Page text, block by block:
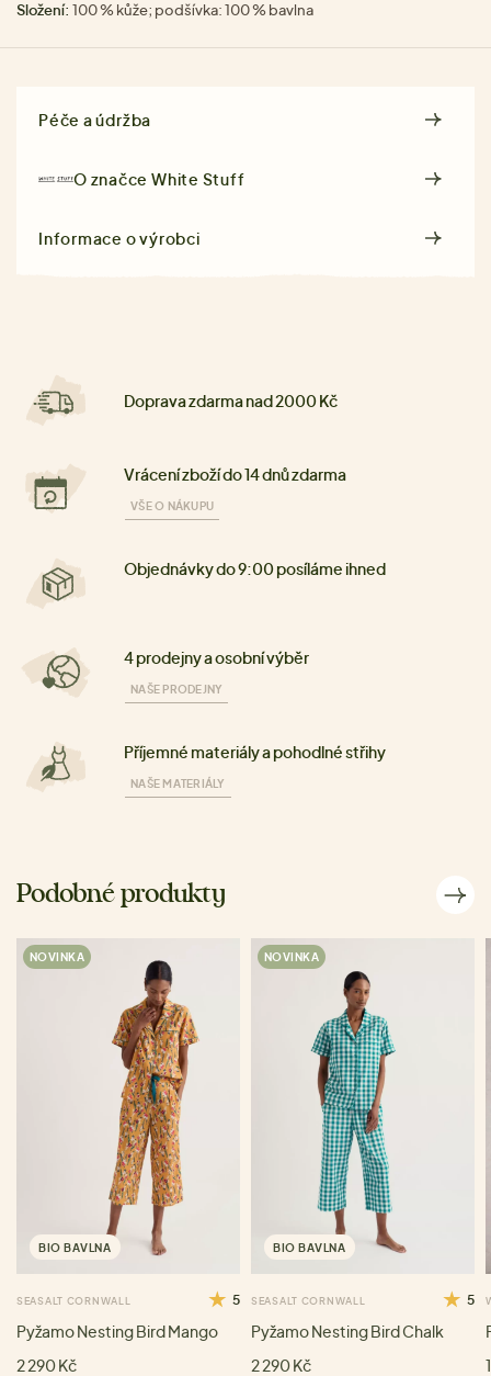
Složení: 100 % kůže; podšívka: 100 % bavlna
Péče a údržba
O značceWhite Stuff
Informace o výrobci
Doprava zdarma nad 2000 Kč
Vrácení zboží do 14 dnů zdarma
VŠE O NÁKUPU
Objednávky do 9:00 posíláme ihned
4 prodejny a osobní výběr
NAŠE PRODEJNY
Příjemné materiály a pohodlné střihy
NAŠE MATERIÁLY
Podobné produkty
NOVINKA
BIO BAVLNA
SEASALT CORNWALL 5
Pyžamo Nesting Bird Mango
2 290 Kč
NOVINKA
BIO BAVLNA
SEASALT CORNWALL 5
Pyžamo Nesting Bird Chalk
2 290 Kč